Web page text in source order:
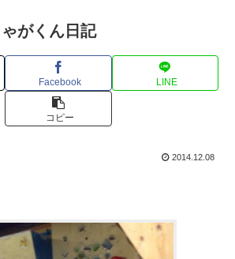
がくん日記
Facebook LINE
コピー
2014.12.08